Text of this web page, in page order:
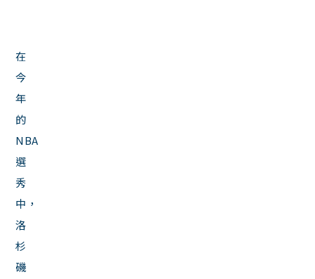
在
今
年
的
NBA
選
秀
中，
洛
杉
磯